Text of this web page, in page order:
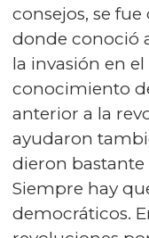
consejos, se
donde conoció
la invasión en
conocimiento
anterior a la
ayudaron
dieron bastante
Siempre hay
democráticos.